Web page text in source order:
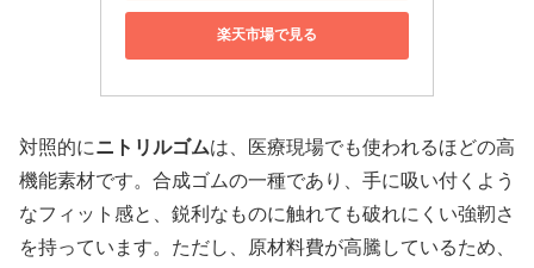
楽天市場で見る
対照的にニトリルゴムは、医療現場でも使われるほどの高
機能素材です。合成ゴムの一種であり、手に吸い付くよう
なフィット感と、鋭利なものに触れても破れにくい強靭さ
を持っています。ただし、原材料費が高騰しているため、